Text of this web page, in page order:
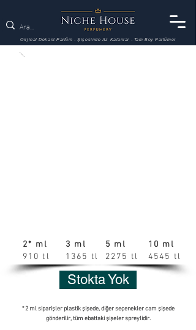
Orijinal Dekant Parfüm - Şişesinde Az Kalanlar - Tam Boy Parfümer
2* ml
910 tl
3 ml
1365 tl
5 ml
2275 tl
10 ml
4545 tl
Stokta Yok
* 2 ml siparişler plastik şişede, diğer seçenekler cam şişede
gönderilir, tüm ebattaki şişeler spreylidir.